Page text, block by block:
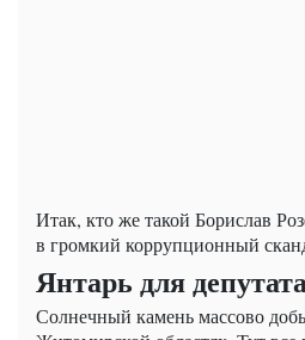
Итак, кто же такой Борислав
в громкий коррупционный
Янтарь для
Солнечный камень массово